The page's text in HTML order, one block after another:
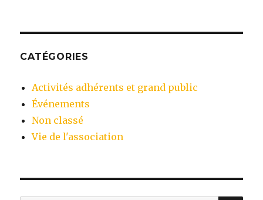
CATÉGORIES
Activités adhérents et grand public
Événements
Non classé
Vie de l'association